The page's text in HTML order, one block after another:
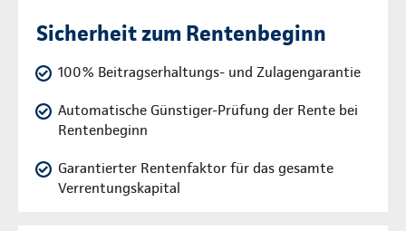
Sicherheit zum Rentenbeginn
100% Beitragserhaltungs- und Zulagengarantie
Automatische Günstiger-Prüfung der Rente bei
Rentenbeginn
Garantierter Rentenfaktor für das gesamte
Verrentungskapital